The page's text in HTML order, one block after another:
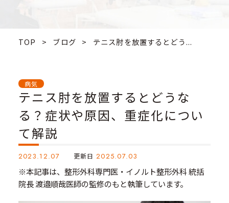
TOP > ブログ > テニス肘を放置するとどう...
病気
テニス肘を放置するとどうな
る？症状や原因、重症化につい
て解説
2023.12.07 更新日 2025.07.03
※本記事は、整形外科専門医・イノルト整形外科 統括
院長 渡邉順哉医師の監修のもと執筆しています。